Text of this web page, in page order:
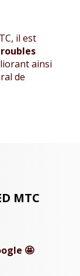
il est
ainsi
de
MTC
🤩